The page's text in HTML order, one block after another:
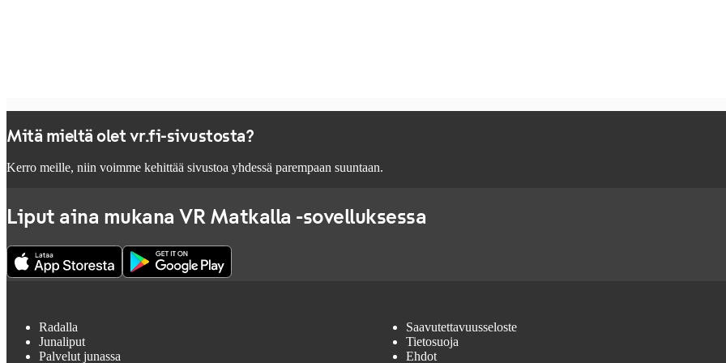
Mitä mieltä olet vr.fi-sivustosta?
Kerro meille, niin voimme kehittää sivustoa yhdessä parempaan suuntaan.
Liput aina mukana VR Matkalla -sovelluksessa
Radalla
Junaliput
Palvelut junassa
Saavutettavuusseloste
Tietosuoja
Ehdot